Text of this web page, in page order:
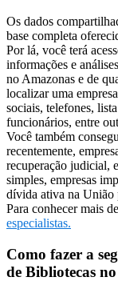
Os dados
base completa
Por lá, você terá
informações e
no Amazonas e de
localizar uma
sociais, telefones,
funcionários, entre
Você também
recentemente,
recuperação judicial,
simples, empresas
dívida ativa na União
Para conhecer mais
especialistas.
Como fazer a
de Bibliotecas